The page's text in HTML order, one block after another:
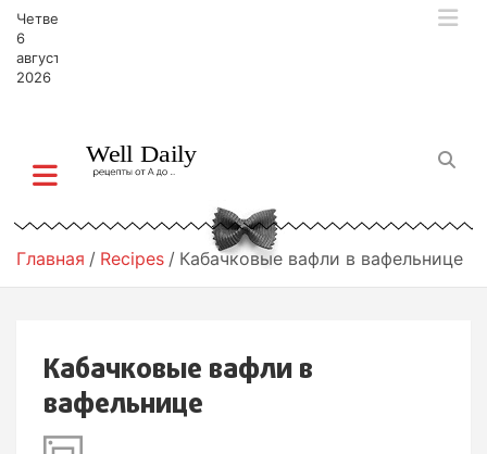
Четверг,
6
августа,
2026
Главная Recipes Кабачковые вафли в вафельнице
Кабачковые вафли в
вафельнице